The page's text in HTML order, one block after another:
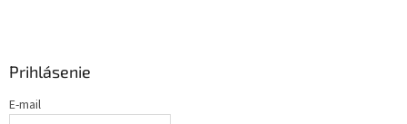
Prihlásenie
E-mail